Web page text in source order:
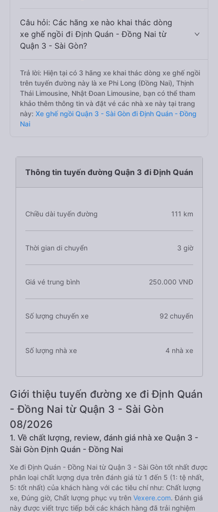
Câu hỏi: Các hãng xe nào khai thác dòng
xe ghế ngồi đi Định Quán - Đồng Nai từ
Quận 3 - Sài Gòn?
Trả lời: Hiện tại có 3 hãng xe khai thác dòng xe ghế ngồi
trên tuyến đường này là xe Phi Long (Đồng Nai), Thịnh
Thái Limousine, Nhật Đoan Limousine, bạn có thể tham
khảo thêm thông tin và đặt vé các nhà xe này tại trang
này: Xe ghế ngồi Quận 3 - Sài Gòn đi Định Quán - Đồng
Nai
Thông tin tuyến đường Quận 3 đi Định Quán
Chiều dài tuyến đường 111 km
Thời gian di chuyển 3 giờ
Giá vé trung bình 250.000 VNĐ
Số lượng chuyến xe 92 chuyến
Số lượng nhà xe 4 nhà xe
Giới thiệu tuyến đường xe đi Định Quán
- Đồng Nai từ Quận 3 - Sài Gòn
08/2026
1. Về chất lượng, review, đánh giá nhà xe Quận 3 -
Sài Gòn Định Quán - Đồng Nai
Xe đi Định Quán - Đồng Nai từ Quận 3 - Sài Gòn tốt nhất được
phân loại chất lượng dựa trên đánh giá từ 1 đến 5 (1: tệ nhất,
5: tốt nhất) của khách hàng với các tiêu chí như: Chất lượng
xe, Đúng giờ, Chất lượng phục vụ trên Vexere.com. Đánh giá
này được viết trực tiếp bởi các khách hàng đã trải nghiệm